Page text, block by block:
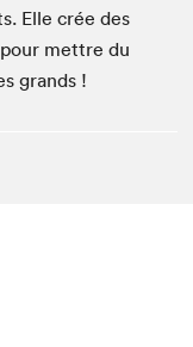
Elle crée des
mettre du
grands !